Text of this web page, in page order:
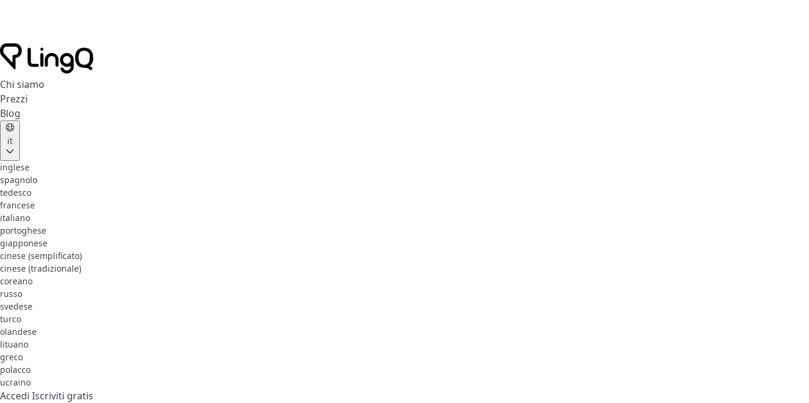
Chi siamo
Prezzi
Blog
it
inglese
spagnolo
tedesco
francese
italiano
portoghese
giapponese
cinese (semplificato)
cinese (tradizionale)
coreano
russo
svedese
turco
olandese
lituano
greco
polacco
ucraino
Accedi Iscriviti gratis